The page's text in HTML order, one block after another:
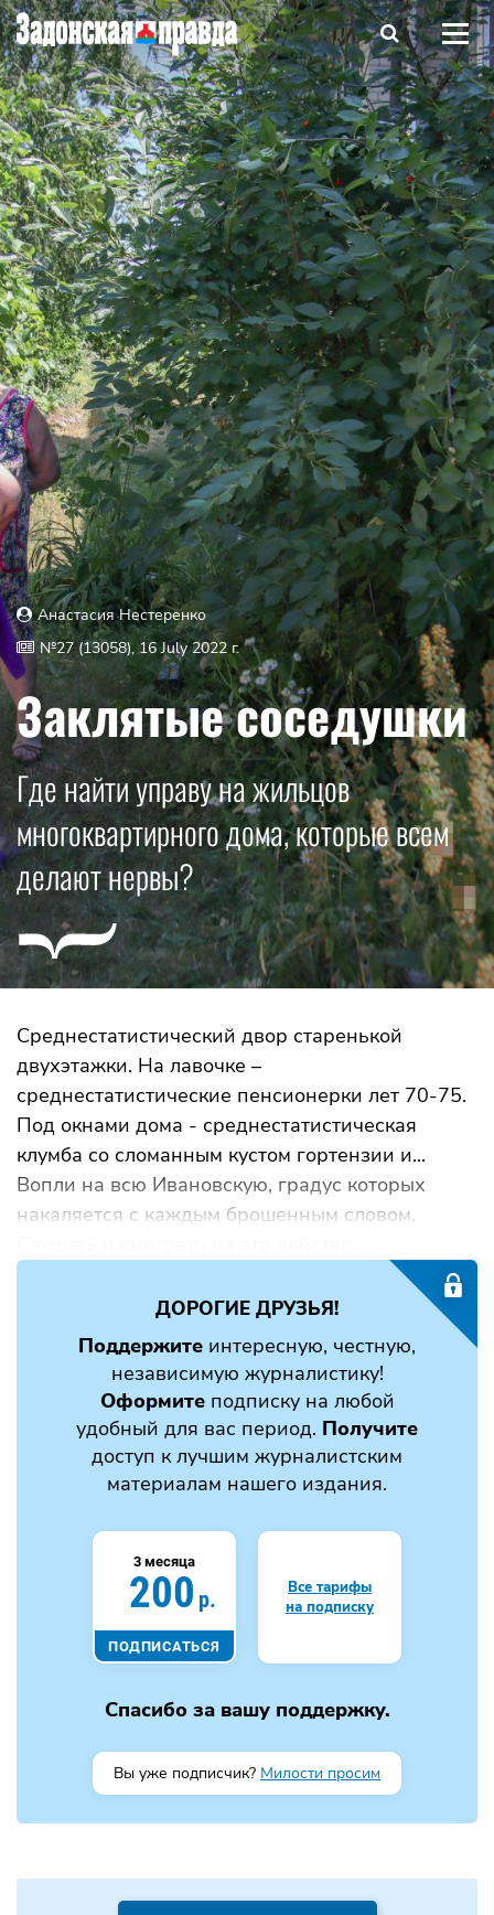
Анастасия Нестеренко
№27 (13058), 16 July 2022 г.
Заклятые соседушки
Где найти управу на жильцов
многоквартирного дома, которые всем
делают нервы?
Среднестатистический двор старенькой
двухэтажки. На лавочке –
среднестатистические пенсионерки лет 70-75.
Под окнами дома - среднестатистическая
клумба со сломанным кустом гортензии и...
Вопли на всю Ивановскую, градус которых
накаляется с каждым брошенным словом.
ДОРОГИЕ ДРУЗЬЯ!
Поддержите интересную, честную,
независимую журналистику!
Оформитеподписку на любой
удобный для вас период. Получите
доступ к лучшим журналистским
материалам нашего издания.
3 месяца
200 р.
ПОДПИСАТЬСЯ
Все тарифы
на подписку
Спасибо за вашу поддержку.
Вы уже подписчик? Милости просим